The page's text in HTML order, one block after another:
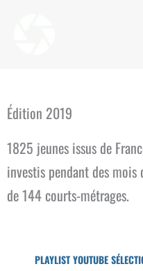
Édition 2019
1825 jeunes issus de
investis pendant des
de 144 courts-métrages.
PLAYLIST YOUTUBE